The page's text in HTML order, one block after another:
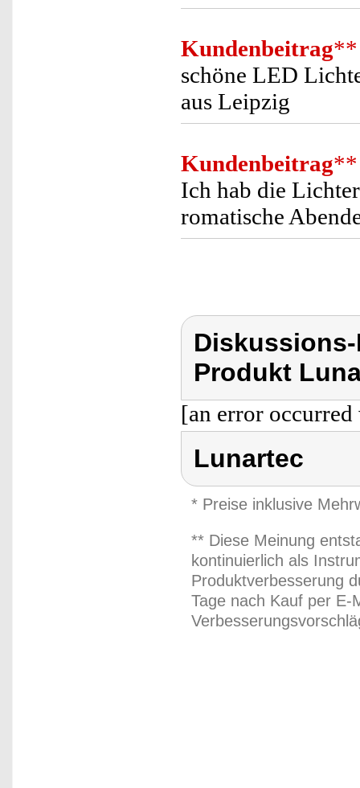
Kundenbeitrag**
schöne LED
aus Leipzig
Kundenbeitrag**
Ich hab die
romatische
Produkt
[an error
Lunartec
* Preise inklusive
** Diese Meinung
kontinuierlich als
Produktverbesserung
Tage nach Kauf per E-